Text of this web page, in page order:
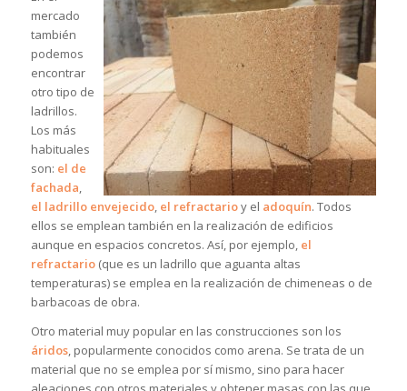
mercado
también
podemos
encontrar
otro tipo de
ladrillos.
Los más
habituales
son: el de
fachada,
el ladrillo envejecido, el refractarioy el adoquín. Todos
ellos se emplean también en la realización de edificios
aunque en espacios concretos. Así, por ejemplo, el
refractario(que es un ladrillo que aguanta altas
temperaturas) se emplea en la realización de chimeneas o de
barbacoas de obra.
Otro material muy popular en las construcciones son los
áridos, popularmente conocidos como arena. Se trata de un
material que no se emplea por sí mismo, sino para hacer